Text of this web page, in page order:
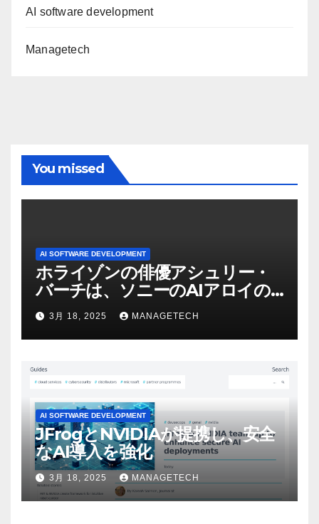
AI software development
Managetech
You missed
AI SOFTWARE DEVELOPMENT
ホライゾンの俳優アシュリー・
バーチは、ソニーのAIアロイの
ビデオを見て「ゲームパフォー
マンスという芸術形式に不安を
感じた」と語る – IGN
3月 18, 2025 MANAGETECH
AI SOFTWARE DEVELOPMENT
JFrogとNVIDIAが提携し、安全
なAI導入を強化
3月 18, 2025 MANAGETECH